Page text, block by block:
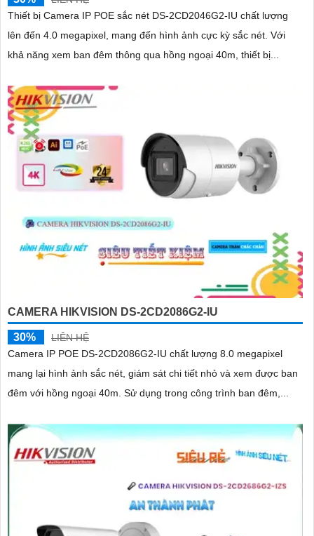
Thiết bị Camera IP POE sắc nét DS-2CD2046G2-IU chất lượng
lên đến 4.0 megapixel, mang đến hình ảnh cực kỳ sắc nét. Với
khả năng xem ban đêm thông qua hồng ngoại 40m, thiết bị...
CAMERA HIKVISION DS-2CD2086G2-IU
30%
LIÊN HỆ
Camera IP POE DS-2CD2086G2-IU chất lượng 8.0 megapixel
mang lại hình ảnh sắc nét, giám sát chi tiết nhỏ và xem được ban
đêm với hồng ngoại 40m. Sử dụng trong công trình ban đêm,...